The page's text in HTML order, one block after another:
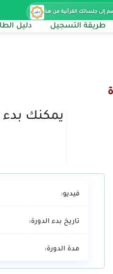
إلى جلساتك القرآنية من هنا
طريقة التسجيل دليل
يمكنك بدء
فيديو:
تاريخ بدء الدورة:
مدة الدورة: